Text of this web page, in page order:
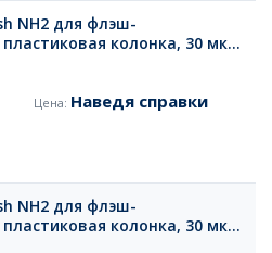
NH2 для флэш-
колонка, 30 мкм,
Наведя справки
NH2 для флэш-
колонка, 30 мкм,